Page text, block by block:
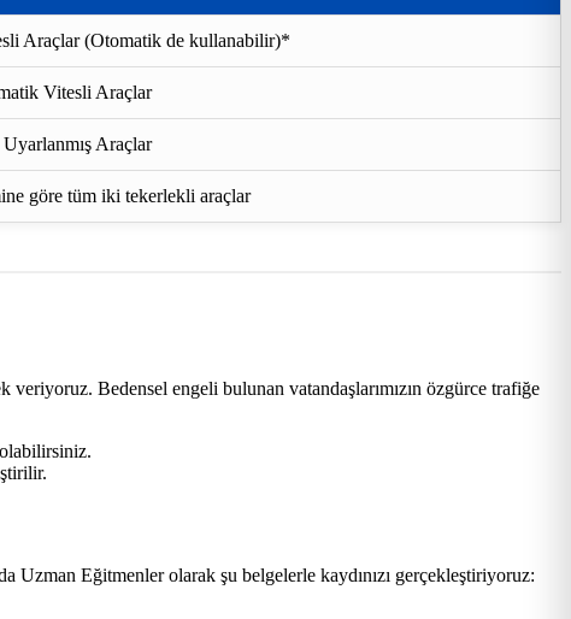
Araçlar (Otomatik de kullanabilir)*
Vitesli Araçlar
Araçlar
göre tüm iki tekerlekli araçlar
Bedensel engeli bulunan vatandaşlarımızın özgürce trafiğe
Uzman Eğitmenler olarak şu belgelerle kaydınızı gerçekleştiriyoruz: